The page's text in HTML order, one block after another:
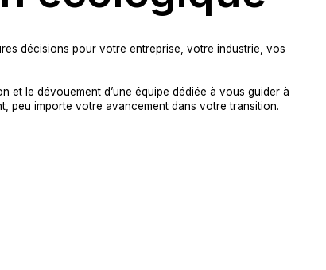
décisions pour votre entreprise, votre industrie, vos
et le dévouement d’une équipe dédiée à vous guider à
peu importe votre avancement dans votre transition.